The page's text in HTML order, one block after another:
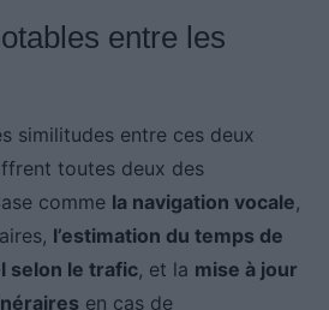
entre les
similitudes entre ces deux
toutes deux des
comme la navigation vocale,
l’estimation du temps de
selon le trafic, et la mise à jour
en cas de